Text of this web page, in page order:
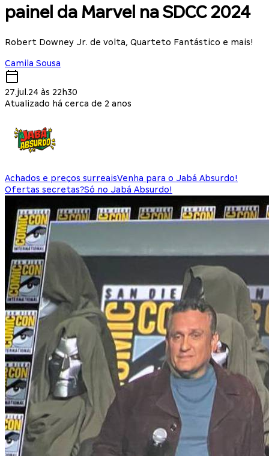
painel da Marvel na SDCC 2024
Robert Downey Jr. de volta, Quarteto Fantástico e mais!
Camila Sousa
27.jul.24 às 22h30
Atualizado há cerca de 2 anos
Achados e preços surreaisVenha para o Jabá Absurdo!
Ofertas secretas?Só no Jabá Absurdo!